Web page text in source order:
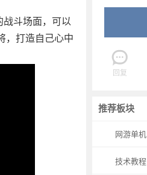
回复
推荐板块
网游单机
技术教程
斗场面，可以
，打造自己心中